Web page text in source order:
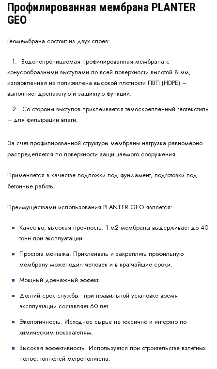
Профилированная мембрана PLANTER
GEO
Геомембрана состоит из двух слоев:
Водонепроницаемая профилированная мембрана с
конусообразными выступами по всей поверхности высотой 8 мм,
изготовленная из полиэтилена высокой плотности ПВП (HDPE) –
выполняет дренажную и защитную функции.
Со стороны выступов приклеивается темоскрепленный геотекстиль
– для фильтрации влаги.
За счет профилированной структуры мембраны нагрузка равномерно
распределяется по поверхности защищаемого сооружения.
Применяется в качестве подложки под фундамент, подготовки под
бетонные работы.
Преимуществами использования PLANTER GEO является:
Качество, высокая прочность. 1 м2 мембраны выдерживает до 40
тонн при эксплуатации.
Простота монтажа. Приклеивать и закреплять профильную
мембрану может один человек и в кратчайшие сроки.
Мощный дренажный эффект.
Долгий срок службы - при правильной установке время
эксплуатации составляет 60 лет.
Экологичность. Исходное сырье не токсично и интертно по
химическим показателям.
Высокая эффективность. Используется при строительстве взлетных
полос, тоннелей метрополитена.